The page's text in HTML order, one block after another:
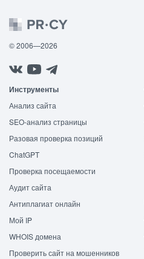
© 2006—2026
Инструменты
Анализ сайта
SEO-анализ страницы
Разовая проверка позиций
ChatGPT
Проверка посещаемости
Аудит сайта
Антиплагиат онлайн
Мой IP
WHOIS домена
Проверить сайт на мошенников